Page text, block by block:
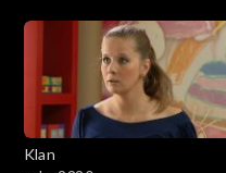
Klan